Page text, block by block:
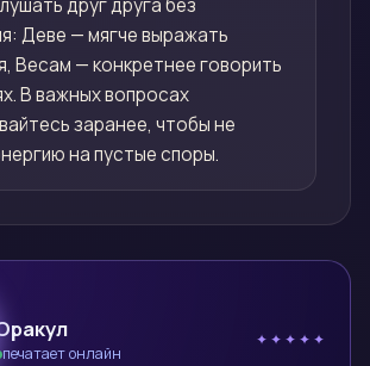
друг друга без
Деве — мягче выражать
Весам — конкретнее говорить
В важных вопросах
заранее, чтобы не
на пустые споры.
печатает онлайн
✦✦✦✦✦